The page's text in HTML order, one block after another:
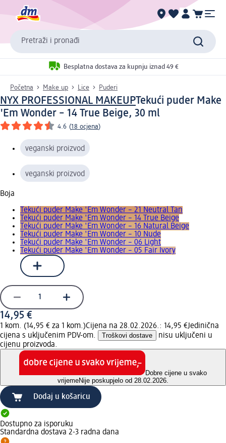
Pretraži i pronađi
Besplatna dostava za kupnju iznad 49 €
Početna Make up Lice Puderi
NYX PROFESSIONAL MAKEUPTekući puder Make
'Em Wonder – 14 True Beige, 30 ml
4.6 (18 ocjena)
veganski proizvod
veganski proizvod
Boja
Tekući puder Make 'Em Wonder – 21 Neutral Tan
Tekući puder Make 'Em Wonder – 14 True Beige
Tekući puder Make 'Em Wonder – 16 Natural Beige
Tekući puder Make 'Em Wonder – 10 Nude
Tekući puder Make 'Em Wonder – 06 Light
Tekući puder Make 'Em Wonder – 05 Fair Ivory
14,95 €
1 kom. (14,95 € za 1 kom.)Cijena na 28.02.2026.: 14,95 €Jedinična
cijena s uključenim PDV-om.
Troškovi dostave
nisu uključeni u
cijenu proizvoda.
Dobre cijene u svako
vrijemeNije poskupjelo od 28.02.2026.
Dodaj u košaricu
Dostupno za isporuku
Standardna dostava 2-3 radna dana